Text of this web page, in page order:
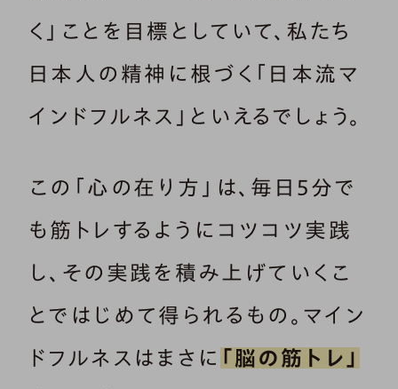
く」ことを目標としていて、私たち
日本人の精神に根づく「日本流マ
インドフルネス」といえるでしょう。
この「心の在り方」は、毎日5分で
も筋トレするようにコツコツ実践
し、その実践を積み上げていくこ
とではじめて得られるもの。マイン
ドフルネスはまさに 「脳の筋トレ」